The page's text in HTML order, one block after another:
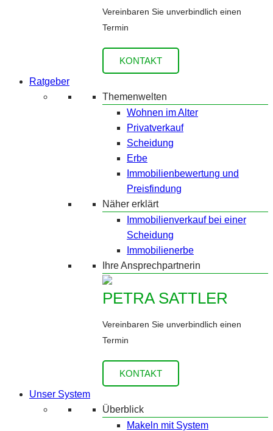
Vereinbaren Sie unverbindlich einen
Termin
KONTAKT
Ratgeber
Themenwelten
Wohnen im Alter
Privatverkauf
Scheidung
Erbe
Immobilienbewertung und
Preisfindung
Näher erklärt
Immobilienverkauf bei einer
Scheidung
Immobilienerbe
Ihre Ansprechpartnerin
PETRA SATTLER
Vereinbaren Sie unverbindlich einen
Termin
KONTAKT
Unser System
Überblick
Makeln mit System